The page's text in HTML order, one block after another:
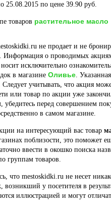
25.08.2015 по цене 39.90 руб.
товаров растительное масло
не продает и не
. Информация о проводимых
исключительно
в магазине Оливье.
учитывать, что акция
или товар по акции уже
перед совершением
в самом магазине.
на интересующий вас товар
поблизости, это поможет
ввести в окошко поиска
группам товаров.
что mestoskidki.ru не несет
у посетителя в
иллюстрацией и могут